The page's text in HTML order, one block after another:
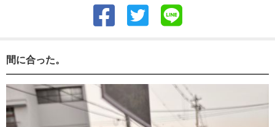
間に合った。